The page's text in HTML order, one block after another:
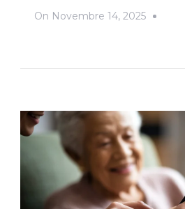
On Novembre 14, 2025